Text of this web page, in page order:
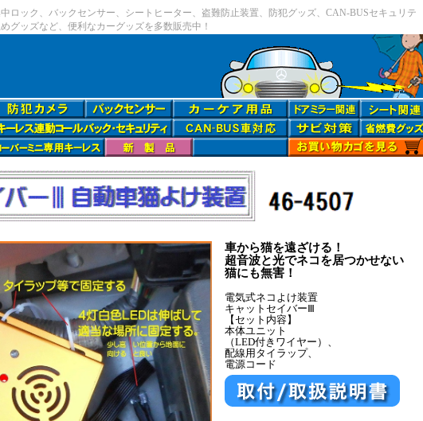
ロック、バックセンサー、シートヒーター、盗難防止装置、防犯グッズ、CAN-BUSセキュリテ
グッズなど、便利なカーグッズを多数販売中！
車から猫を遠ざける！
超音波と光でネコを居つかせない
猫にも無害！
電気式ネコよけ装置
キャットセイバーⅢ
【セット内容】
本体ユニット
（LED付きワイヤー）、
配線用タイラップ、
電源コード